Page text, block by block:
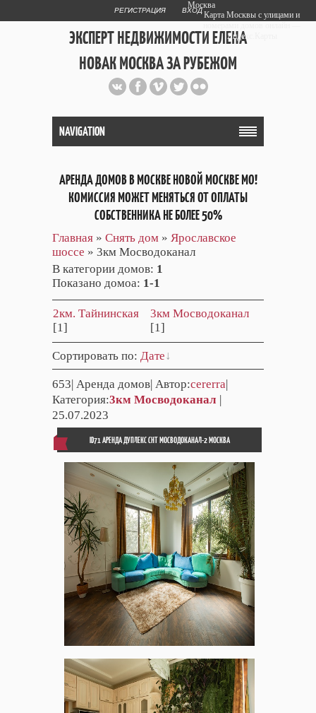
РЕГИСТРАЦИЯ ВХОД
ЭКСПЕРТ НЕДВИЖИМОСТИ ЕЛЕНА
НОВАК МОСКВА ЗА РУБЕЖОМ
Публичный сайт эксперта автора
web дизайнера+7 903 708 1884
NAVIGATION
АРЕНДА ДОМОВ В МОСКВЕ НОВОЙ МОСКВЕ МО!
КОМИССИЯ МОЖЕТ МЕНЯТЬСЯ ОТ ОПЛАТЫ
СОБСТВЕННИКА НЕ БОЛЕЕ 50%
Главная » Снять дом » Ярославское
шоссе » 3км Мосводоканал
В категории домов: 1
Показано домоа: 1-1
2км. Тайнинская
[1]
3км Мосводоканал
[1]
Сортировать по: Дате
653| Аренда домов| Автор:cererra|
Категория:3км Мосводоканал |
25.07.2023
ID71 АРЕНДА ДУПЛЕКС СНТ МОСВОДОКАНАЛ-2 МОСКВА
Москва
Карта Москвы с улицами и
Яндекс.Карты